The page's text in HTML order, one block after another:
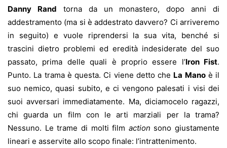
Danny Rand torna da un monastero, dopo anni di
addestramento (ma si è addestrato davvero? Ci arriveremo
in seguito) e vuole riprendersi la sua vita, benché si
trascini dietro problemi ed eredità indesiderate del suo
passato, prima delle quali è proprio essere l’Iron Fist.
Punto. La trama è questa. Ci viene detto che La Manoè il
suo nemico, quasi subito, e ci vengono palesati i visi dei
suoi avversari immediatamente. Ma, diciamocelo ragazzi,
chi guarda un film con le arti marziali per la trama?
Nessuno. Le trame di molti film action sono giustamente
lineari e asservite allo scopo finale: l’intrattenimento.